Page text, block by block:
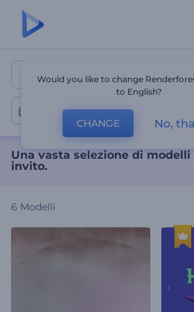
Una vasta
Una vasta selezione di
invito.
6 Modelli
Would you like to change
to English?
CHANGE No,